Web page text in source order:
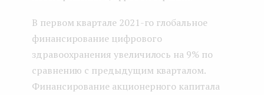
В первом квартале 2021-го глобальное
финансирование цифрового
здравоохранения увеличилось на 9% по
сравнению с предыдущим кварталом.
Финансирование акционерного капитала